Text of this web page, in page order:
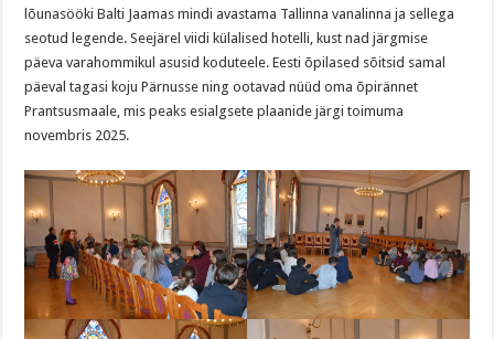
lõunasööki Balti Jaamas mindi avastama Tallinna vanalinna ja sellega
seotud legende. Seejärel viidi külalised hotelli, kust nad järgmise
päeva varahommikul asusid koduteele. Eesti õpilased sõitsid samal
päeval tagasi koju Pärnusse ning ootavad nüüd oma õpirännet
Prantsusmaale, mis peaks esialgsete plaanide järgi toimuma
novembris 2025.